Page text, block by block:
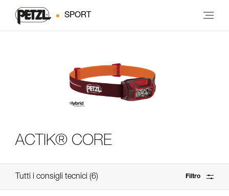
SPORT
ACTIK® CORE
Tutti i consigli tecnici 6 Filtro